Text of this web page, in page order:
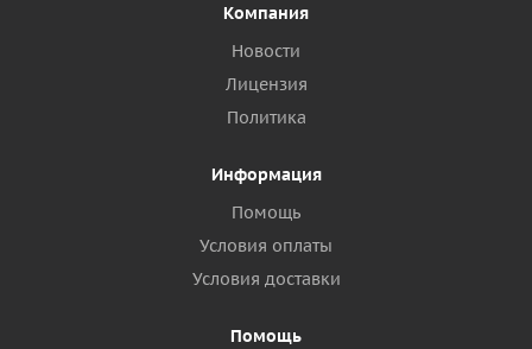
Компания
Новости
Лицензия
Политика
Информация
Помощь
Условия оплаты
Условия доставки
Помощь